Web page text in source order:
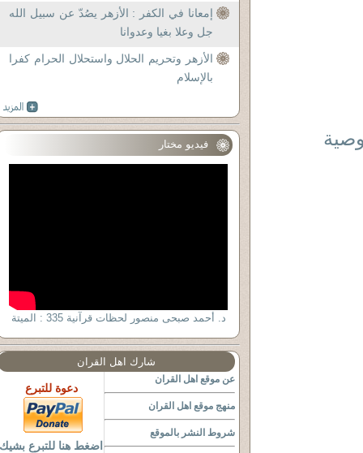
إمعانا في الكفر : الأزهر يصُدّ عن سبيل الله
جل وعلا بغيا وعدوانا
الأزهر وتحريم الحلال واستحلال الحرام كفرا
بالإسلام
فيديو مختار
د. أحمد صبحى منصور لحظات قرآنية 335 : الميتة
شارك اهل القران
عن موقع اهل القران
منهج موقع اهل القران
شروط النشر بالموقع
دعوة للتبرع
اضغط هنا للتبرع بشيك